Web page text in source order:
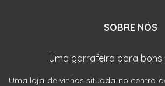
SOBRE NÓS
Uma garrafeira para bons
Uma loja de vinhos situada no centro